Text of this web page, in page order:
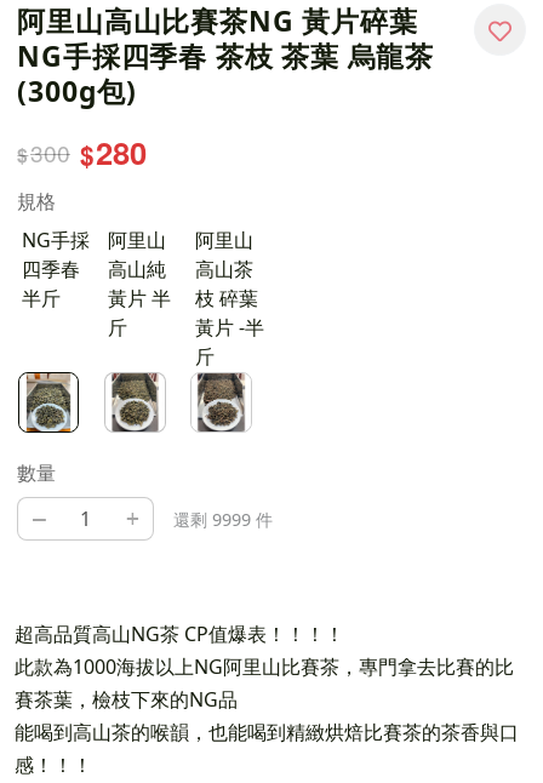
阿里山高山比賽茶NG 黃片碎葉
NG手採四季春 茶枝 茶葉 烏龍茶
(300g包)
$300 $280
規格
NG手採
四季春
半斤
阿里山
高山純
黃片 半
斤
阿里山
高山茶
枝 碎葉
黃片 -半
斤
數量
– + 還剩 9999 件
超高品質高山NG茶 CP值爆表！！！！
此款為1000海拔以上NG阿里山比賽茶，專門拿去比賽的比
賽茶葉，檢枝下來的NG品
能喝到高山茶的喉韻，也能喝到精緻烘焙比賽茶的茶香與口
感！！！